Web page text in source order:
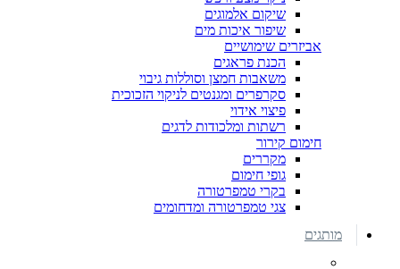
שיקום אלמוגים
שיפור איכות מים
אביזרים שימושיים
הכנת פראגים
משאבות חמצן וסוללות גיבוי
סקרפרים ומגנטים לניקוי הזכוכית
פיצוי אידוי
רשתות ומלכודות לדגים
חימום קירור
מקררים
גופי חימום
בקרי טמפרטורה
צגי טמפרטורה ומדחומים
מותגים